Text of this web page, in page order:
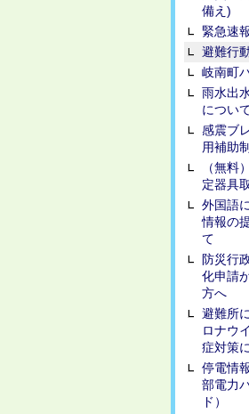
備え)
緊急速
避難行
岐南町
雨水出
につい
感震ブ
用補助
（無料
定器具
外国語
情報の
て
防災行
化申請
方へ
避難所
ロナウ
症対策
停電情
部電力
ド）